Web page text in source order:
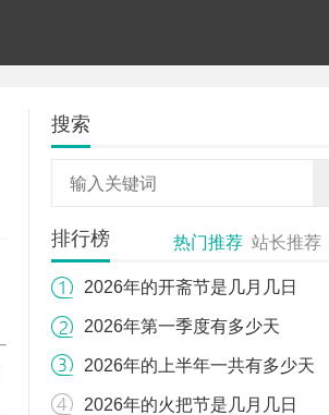
搜索
排行榜 热门推荐 站长推荐
2026年的开斋节是几月几日
2026年第一季度有多少天
2026年的上半年一共有多少天
2026年的火把节是几月几日